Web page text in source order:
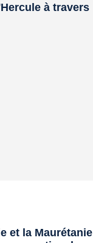
à travers
et la Maurétanie